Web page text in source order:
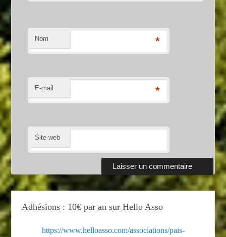
Nom *
E-mail *
Site web
Adhésions : 10€ par an sur Hello Asso
https://www.helloasso.com/associations/pais-